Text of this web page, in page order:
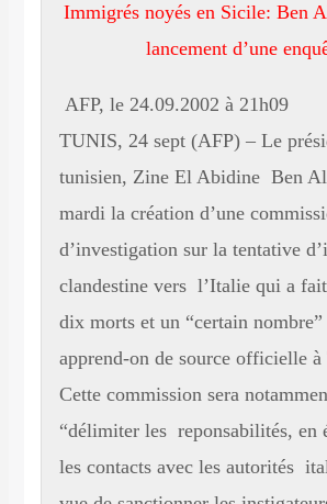
Immigrés noyés en Sicile: Ben
lancement d’une
AFP, le 24.09.2002 à
TUNIS, 24 sept (AFP) – Le
tunisien, Zine El Abidine Ben
mardi la création d’une
d’investigation sur la tentative
clandestine vers l’Italie qui a
dix morts et un “certain
apprend-on de source
Cette commission sera
“délimiter les reponsabilités, en
les contacts avec les autorités